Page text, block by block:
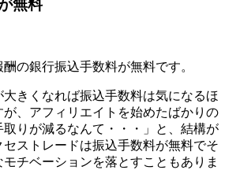
無料
の銀行振込手数料が無料です。
きくなれば振込手数料は気になるほ
、アフィリエイトを始めたばかりの
りが減るなんて・・・」と、結構が
ストレードは振込手数料が無料でそ
チベーションを落とすこともありま